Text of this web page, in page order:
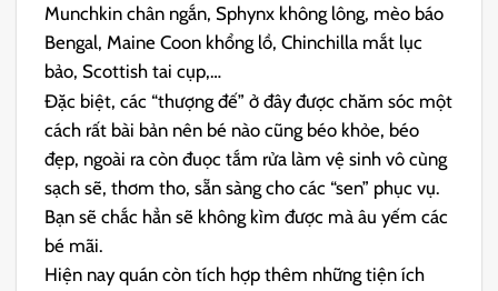
Munchkin chân ngắn, Sphynx không lông, mèo báo
Bengal, Maine Coon khổng lồ, Chinchilla mắt lục
bảo, Scottish tai cụp,…
Đặc biệt, các “thượng đế” ở đây được chăm sóc một
cách rất bài bản nên bé nào cũng béo khỏe, béo
đẹp, ngoài ra còn đuọc tắm rửa làm vệ sinh vô cùng
sạch sẽ, thơm tho, sẵn sàng cho các “sen” phục vụ.
Bạn sẽ chắc hẳn sẽ không kìm được mà âu yếm các
bé mãi.
Hiện nay quán còn tích hợp thêm những tiện ích